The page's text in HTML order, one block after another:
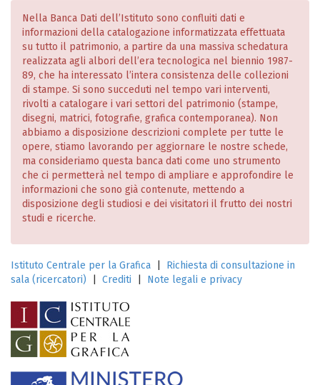
Nella Banca Dati dell’Istituto sono confluiti dati e
informazioni della catalogazione informatizzata effettuata
su tutto il patrimonio, a partire da una massiva schedatura
realizzata agli albori dell’era tecnologica nel biennio 1987-
89, che ha interessato l’intera consistenza delle collezioni
di stampe. Si sono succeduti nel tempo vari interventi,
rivolti a catalogare i vari settori del patrimonio (stampe,
disegni, matrici, fotografie, grafica contemporanea). Non
abbiamo a disposizione descrizioni complete per tutte le
opere, stiamo lavorando per aggiornare le nostre schede,
ma consideriamo questa banca dati come uno strumento
che ci permetterà nel tempo di ampliare e approfondire le
informazioni che sono già contenute, mettendo a
disposizione degli studiosi e dei visitatori il frutto dei nostri
studi e ricerche.
Istituto Centrale per la Grafica
Richiesta di consultazione in
sala (ricercatori)
Crediti Note legali e privacy